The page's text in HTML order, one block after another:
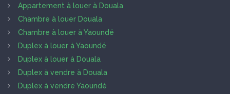
Appartement à louer à Douala
Chambre à louer Douala
Chambre à louer à Yaoundé
Duplex à louer à Yaoundé
Duplex à louer à Douala
Duplex à vendre à Douala
Duplex à vendre Yaoundé